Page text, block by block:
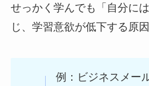
せっかく学んでも「自分に
じ、学習意欲が低下する原
例：ビジネスメー